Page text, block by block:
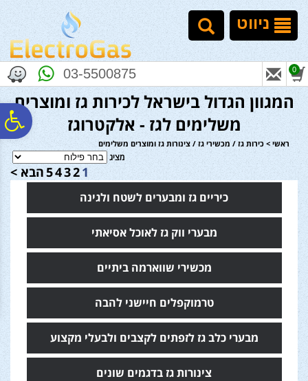
נגישות
אתר
המרכזי
ניווט
03-5500875 0
המגוון הגדול בישראל לכירות גז ומוצרים
משלימים לגז - אלקטרוגז
ראשי > כירות גז / מכשירי גז / צינורות גז ומוצרים משלימים
מציג
1
2
3
4
5הבא >
כיריים גז ומבערים לשטח ולגינה
מבערי ווק גז לאוכל אסיאתי
מכשירי שווארמה ביתיים
טרמוקפלים חיישני להבה
מבערי כלב גז לזפתים לקצבים ולבעלי מקצוע
צינורות גז בדגמים שונים